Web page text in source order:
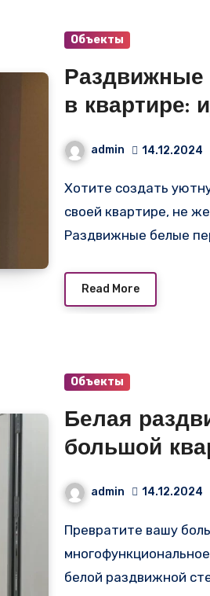
Объекты
Раздвижные
в квартире:
для
admin 14.12.2024
Хотите создать уютную и функциональную атмосферу в
своей квартире, не
Раздвижные белые
Read More
Объекты
Белая
большой
проведения
праздничных
admin 14.12.2024
Превратите вашу большую квартиру в
белой раздвижной